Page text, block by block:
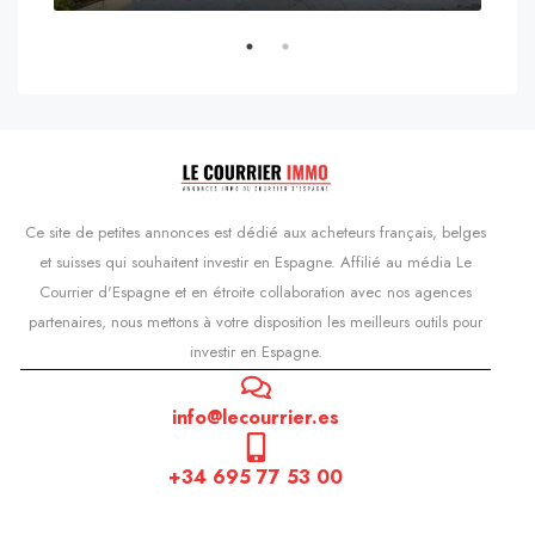
Ce site de petites annonces est dédié aux acheteurs français, belges
et suisses qui souhaitent investir en Espagne. Affilié au média Le
Courrier d'Espagne et en étroite collaboration avec nos agences
partenaires, nous mettons à votre disposition les meilleurs outils pour
investir en Espagne.
info@lecourrier.es
+34 695 77 53 00